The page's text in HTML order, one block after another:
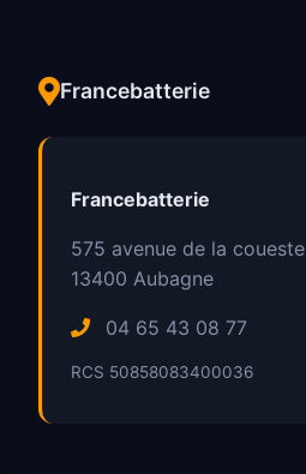
Francebatterie
Francebatterie
575 avenue de la coueste
13400 Aubagne
04 65 43 08 77
RCS 50858083400036